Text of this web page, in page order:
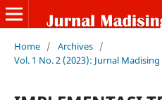
Home / Archives /
Vol. 1 No. 2 (2023): Jurnal